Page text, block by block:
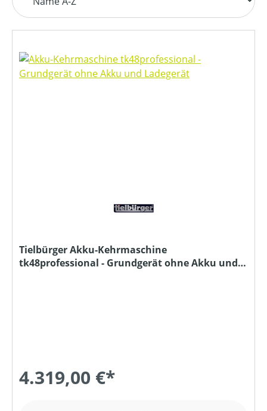
Tielbürger Akku-Kehrmaschine
tk48professional - Grundgerät ohne Akku und
4.319,00 €*